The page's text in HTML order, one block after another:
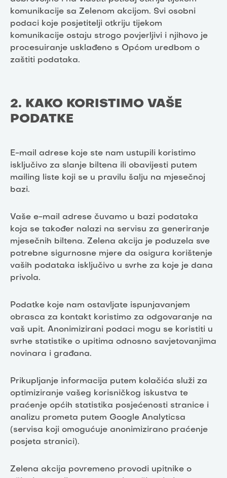
komunikacije sa Zelenom akcijom. Svi osobni
podaci koje posjetitelji otkriju tijekom
komunikacije ostaju strogo povjerljivi i njihovo je
procesuiranje usklađeno s Općom uredbom o
zaštiti podataka.
2. KAKO KORISTIMO VAŠE
PODATKE
E-mail adrese koje ste nam ustupili koristimo
isključivo za slanje biltena ili obavijesti putem
mailing liste koji se u pravilu šalju na mjesečnoj
bazi.
Vaše e-mail adrese čuvamo u bazi podataka
koja se također nalazi na servisu za generiranje
mjesečnih biltena. Zelena akcija je poduzela sve
potrebne sigurnosne mjere da osigura korištenje
vaših podataka isključivo u svrhe za koje je dana
privola.
Podatke koje nam ostavljate ispunjavanjem
obrasca za kontakt koristimo za odgovaranje na
vaš upit. Anonimizirani podaci mogu se koristiti u
svrhe statistike o upitima odnosno savjetovanjima
novinara i građana.
Prikupljanje informacija putem kolačića služi za
optimiziranje vašeg korisničkog iskustva te
praćenje općih statistika posjećenosti stranice i
analizu prometa putem Google Analyticsa
(servisa koji omogućuje anonimizirano praćenje
posjeta stranici).
Zelena akcija povremeno provodi upitnike o